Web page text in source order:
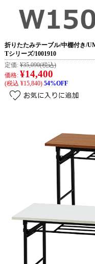
折りたたみテーブル/中棚付き/
Tシリーズ/1001910
定価: ¥35,090(税込)
価格: ¥14,400
(税込 ¥15,840) 54%OFF